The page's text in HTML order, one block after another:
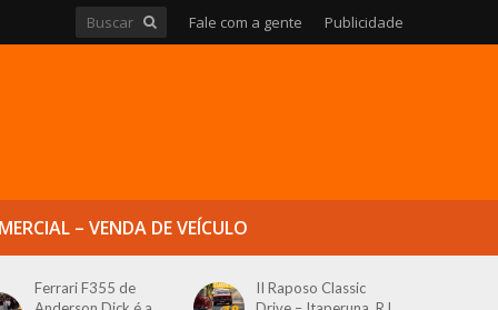
Fale com a gente Publicidade
– VENDA DE VEÍCULO
Ferrari F355 de
II Raposo Classic